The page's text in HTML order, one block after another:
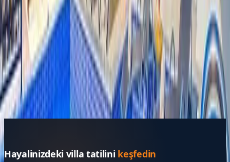
Kültür ve Turizm Bakanlığı
Belge No:
07-11281
Giriş - Çıkış Tarihi Tarih aralığı seçin
Yetişkin Sayısı
Çocuk Sayısı
Rezerve Et
Hayalinizdeki villa tatilini keşfedin